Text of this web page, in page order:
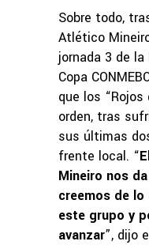
Sobre todo,
Atlético
jornada 3 de
Copa
que los “Rojos
orden, tras
sus últimas
frente local. “
Mineiro nos
creemos de
este grupo y
avanzar”, dijo